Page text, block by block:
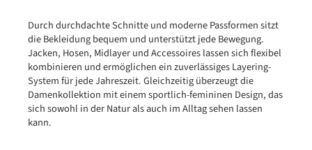
Durch durchdachte Schnitte und moderne Passformen sitzt
die Bekleidung bequem und unterstützt jede Bewegung.
Jacken, Hosen, Midlayer und Accessoires lassen sich flexibel
kombinieren und ermöglichen ein zuverlässiges Layering-
System für jede Jahreszeit. Gleichzeitig überzeugt die
Damenkollektion mit einem sportlich-femininen Design, das
sich sowohl in der Natur als auch im Alltag sehen lassen
kann.